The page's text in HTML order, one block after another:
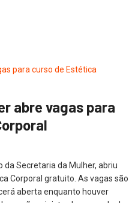
abre vagas para
Secretaria da Mulher, abriu
Corporal gratuito. As vagas são
aberta enquanto houver